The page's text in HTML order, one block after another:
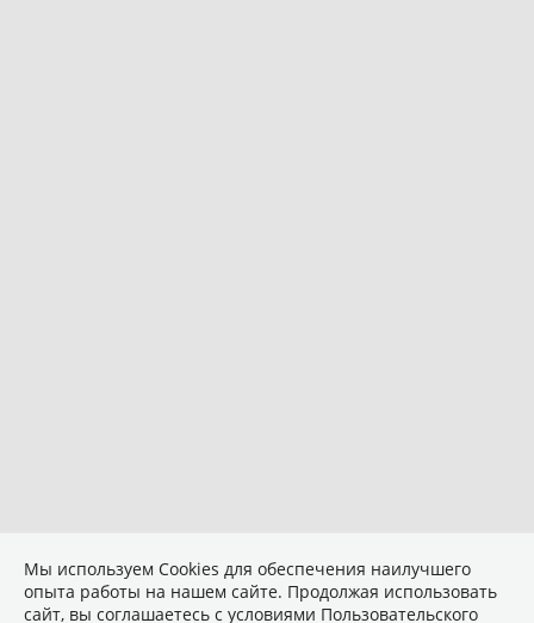
Мы используем Сookies для обеспечения наилучшего
опыта работы на нашем сайте. Продолжая использовать
сайт, вы соглашаетесь с условиями Пользовательского